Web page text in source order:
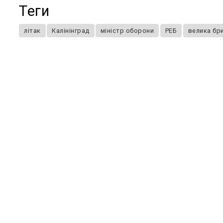
Теги
літак Калінінград міністр оборони РЕБ велика